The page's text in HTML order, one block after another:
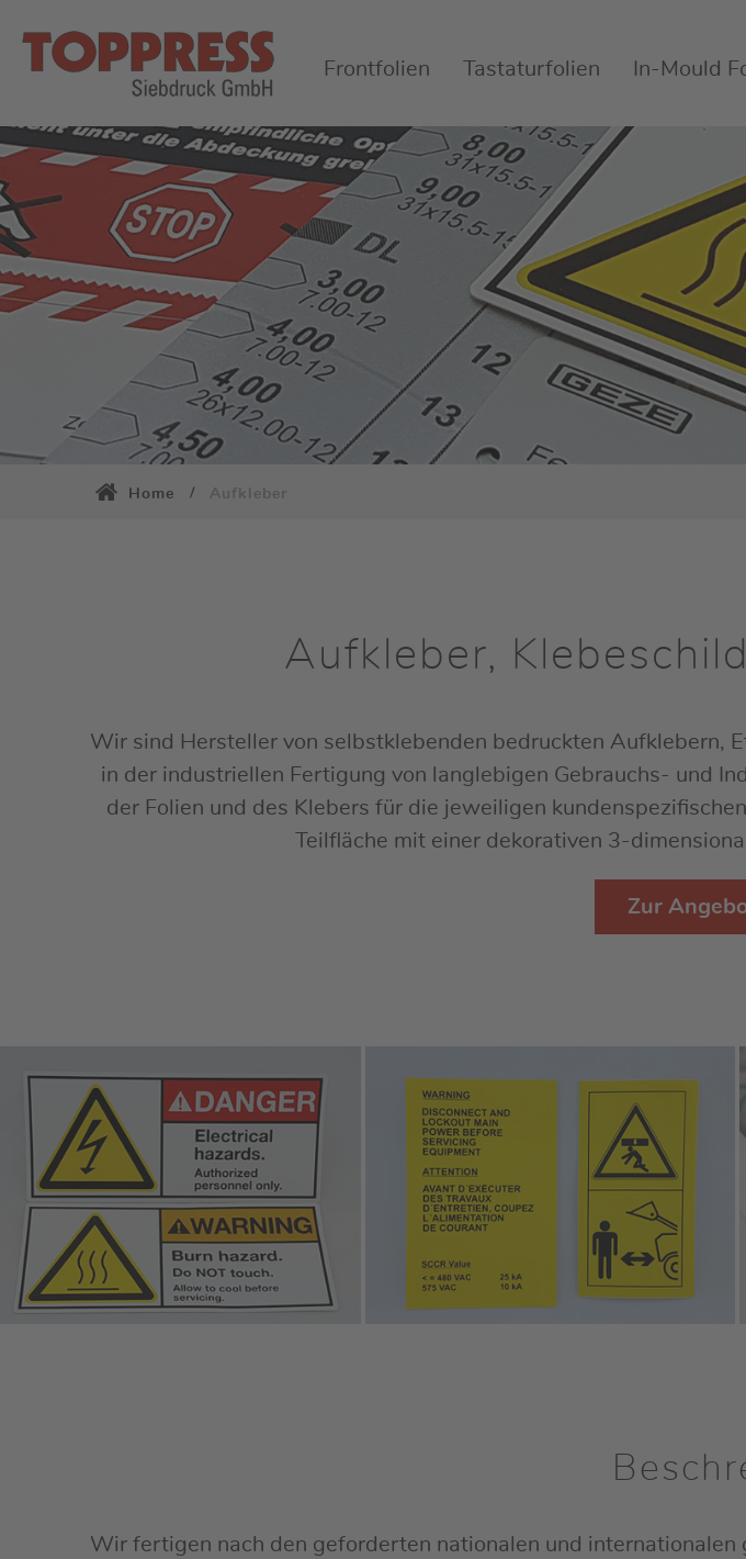
Frontfolien Tastaturfolien In-Mould
Home Aufkleber
Aufkleber,
Wir sind Hersteller von selbstklebenden bedruckten Aufklebern,
in der industriellen Fertigung von langlebigen Gebrauchs- und
der Folien und des Klebers für die jeweiligen
Teilfläche mit einer dekorativen 3-
Zur
Wir fertigen nach den geforderten nationalen und